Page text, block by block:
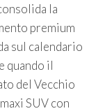
la
premium
sul calendario
quando il
del Vecchio
SUV con